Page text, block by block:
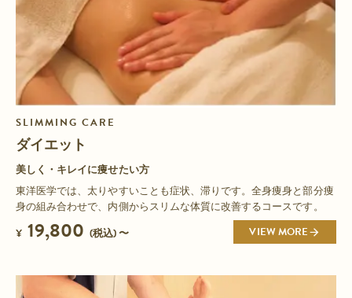
SLIMMING CARE
ダイエット
美しく・キレイに痩せたい方
東洋医学では、太りやすいことも症状、滞りです。全身痩身と部分痩
身の組み合わせで、内側からスリムな体質に改善するコースです。
¥ 19,800 (税込) 〜 VIEW MORE